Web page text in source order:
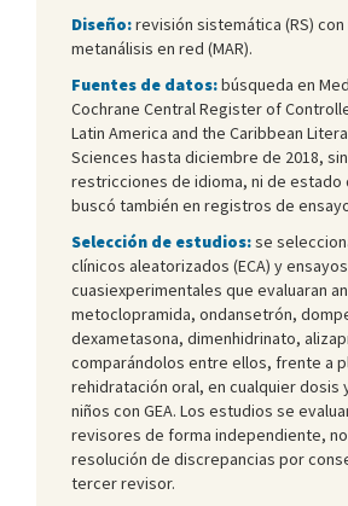
Diseño:revisión sistemática (RS)
metanálisis en red (MAR).
Fuentes de datos:búsqueda en
Cochrane Central Register of
Latin America and the Caribbean
Sciences hasta diciembre de 2018,
restricciones de idioma, ni de estado
buscó también en registros de
Selección de estudios:se
clínicos aleatorizados (ECA) y ensayos
cuasiexperimentales que evaluaran
metoclopramida, ondansetrón,
dexametasona, dimenhidrinato,
comparándolos entre ellos, frente a
rehidratación oral, en cualquier dosis
niños con GEA. Los estudios se
revisores de forma independiente,
resolución de discrepancias por
tercer revisor.